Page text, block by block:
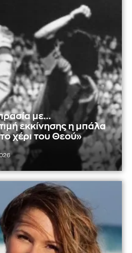
με...
εκκίνησης η μπάλα
χέρι του Θεού»